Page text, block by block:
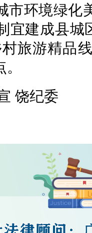
市环境绿化
建成县城
旅游精品
饶纪委